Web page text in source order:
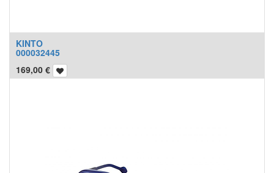
KINTO
000032445
169,00 €